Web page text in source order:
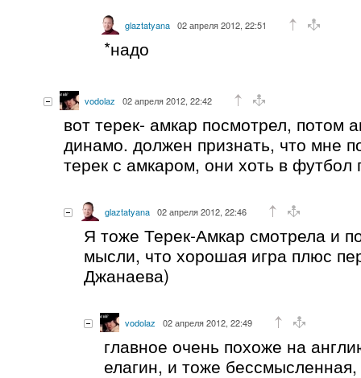
glaztatyana 02 апреля 2012, 22:51
*надо
vodolaz 02 апреля 2012, 22:42
вот терек- амкар посмотрел, потом
динамо. должен признать, что мне
терек с амкаром, они хоть в футбол
glaztatyana 02 апреля 2012, 22:46
Я тоже Терек-Амкар смотрела и
мысли, что хорошая игра плюс
Джанаева)
vodolaz 02 апреля 2012, 22:49
главное очень похоже на
елагин, и тоже